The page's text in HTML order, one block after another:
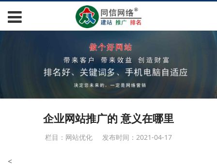
企业网站推广的 意义在哪里
栏目：网站优化 发布时间：2021-04-17
<